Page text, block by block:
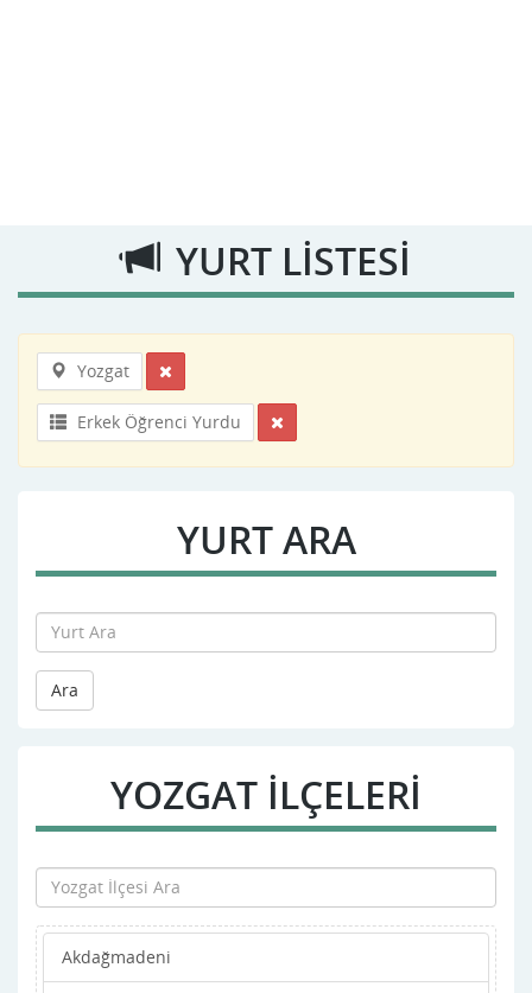
YURT LİSTESİ
Yozgat
Erkek Öğrenci Yurdu
YURT ARA
Ara
YOZGAT İLÇELERİ
Akdağmadeni